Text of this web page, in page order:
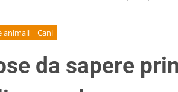
animali Cani
da sapere